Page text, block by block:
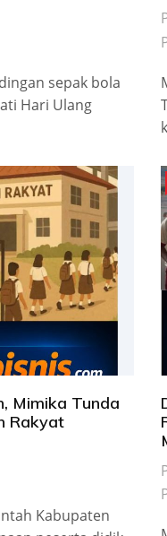
sepak bola
Hari Ulang
Mimika Tunda
Rakyat
Kabupaten